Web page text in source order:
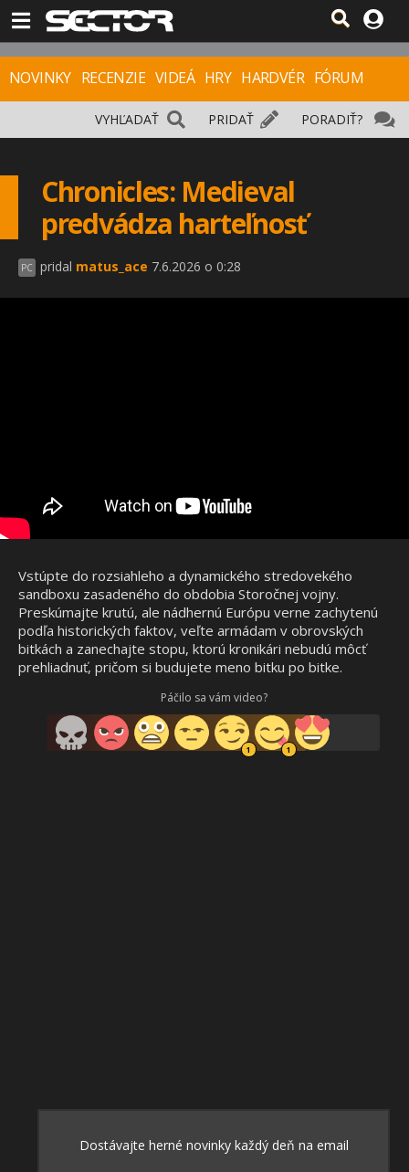
NOVINKY RECENZIE VIDEÁ HRY HARDVÉR FÓRUM
PORADIŤ?
PRIDAŤ
VYHĽADAŤ
Chronicles: Medieval
predvádza harteľnosť
PC pridal matus_ace 7.6.2026 o 0:28
Vstúpte do rozsiahleho a dynamického stredovekého
sandboxu zasadeného do obdobia Storočnej vojny.
Preskúmajte krutú, ale nádhernú Európu verne zachytenú
podľa historických faktov, veľte armádam v obrovských
bitkách a zanechajte stopu, ktorú kronikári nebudú môcť
prehliadnuť, pričom si budujete meno bitku po bitke.
Páčilo sa vám video?